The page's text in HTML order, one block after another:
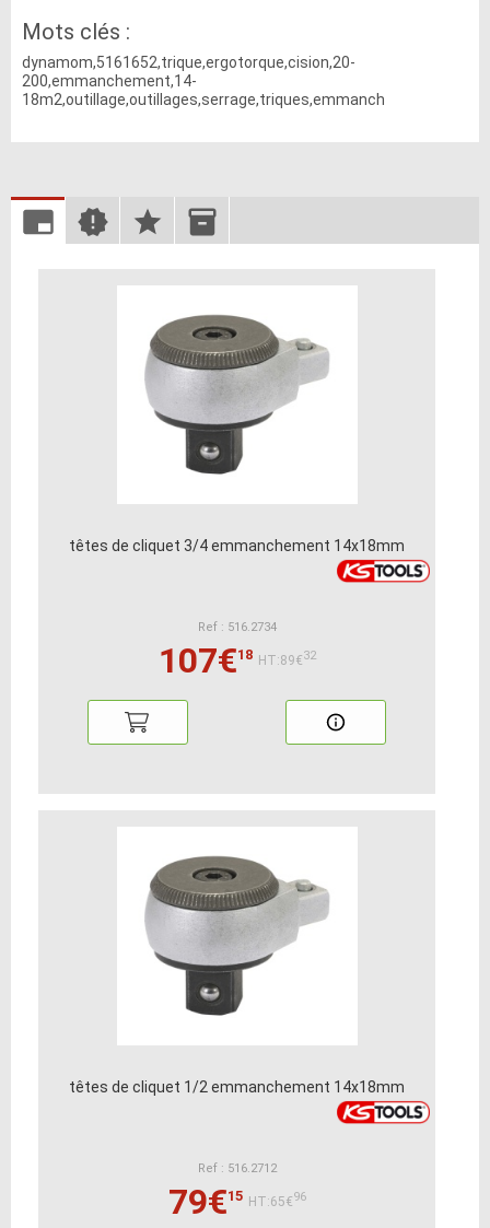
Mots clés :
dynamom,5161652,trique,ergotorque,cision,20-
200,emmanchement,14-
18m2,outillage,outillages,serrage,triques,emmanch
têtes de cliquet 3/4 emmanchement 14x18mm
Ref : 516.2734
107€18 HT:89€32
têtes de cliquet 1/2 emmanchement 14x18mm
Ref : 516.2712
79€15 HT:65€96